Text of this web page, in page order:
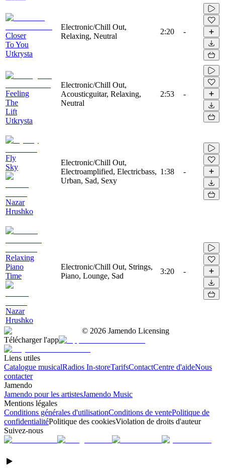
Closer
To You
Utkrysta
Electronic/Chill Out,
Relaxing, Neutral
2:20 -
Feeling
The
Lift
Utkrysta
Electronic/Chill Out,
Acousticguitar, Relaxing,
Neutral
2:53 -
Fly
Sky
Nazar
Hrushko
Electronic/Chill Out,
Electroamplified, Electricbass,
Urban, Sad, Sexy
1:38 -
Relaxing
Piano
Time
Nazar
Hrushko
Electronic/Chill Out, Strings,
Piano, Lounge, Sad
3:20 -
© 2026 Jamendo Licensing
Télécharger l'app
Liens utiles
Catalogue musicalRadios In-storeTarifsContactCentre d'aideNous
contacter
Jamendo
Jamendo pour les artistesJamendo Music
Mentions légales
Conditions générales d'utilisationConditions de ventePolitique de
confidentialitéPolitique des cookiesViolation de droits d'auteur
Suivez-nous